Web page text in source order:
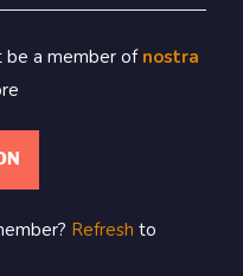
be a member of nostra
Refresh to